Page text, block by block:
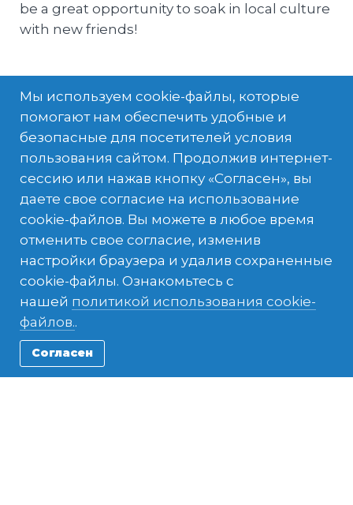
be a great opportunity to soak in local culture
with new friends!
Мы используем cookie-файлы, которые
помогают нам обеспечить удобные и
безопасные для посетителей условия
пользования сайтом. Продолжив интернет-
сессию или нажав кнопку «Согласен», вы
даете свое согласие на использование
cookie-файлов. Вы можете в любое время
отменить свое согласие, изменив
настройки браузера и удалив сохраненные
cookie-файлы. Ознакомьтесь с
нашей политикой использования cookie-
файлов..
Согласен